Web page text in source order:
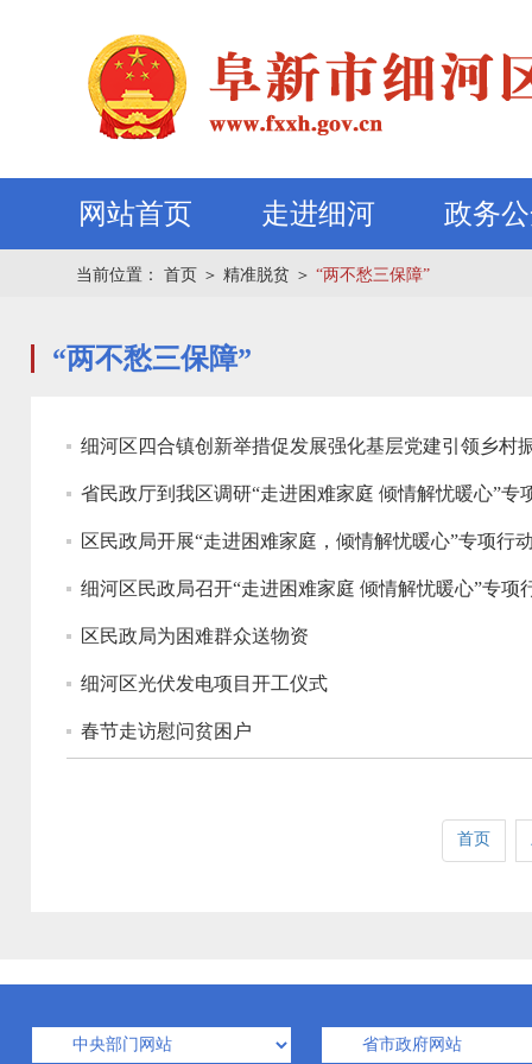
网站首页 走进细河 政务
当前位置： 首页 ＞ 精准脱贫 ＞ “两不愁三保障”
“两不愁三保障”
细河区四合镇创新举措促发展强化基层党建引领乡村
省民政厅到我区调研“走进困难家庭 倾情解忧暖心”
区民政局开展“走进困难家庭，倾情解忧暖心”专项行
细河区民政局召开“走进困难家庭 倾情解忧暖心”专项
区民政局为困难群众送物资
细河区光伏发电项目开工仪式
春节走访慰问贫困户
首页